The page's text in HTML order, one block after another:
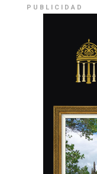
PUBLICIDAD